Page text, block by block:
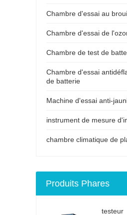
Chambre d'essai au
Chambre d'essai de
Chambre de test de
Chambre d'essai
de batterie
Machine d'essai anti-
instrument de mesure
chambre climatique de
Produits Phares
testeur